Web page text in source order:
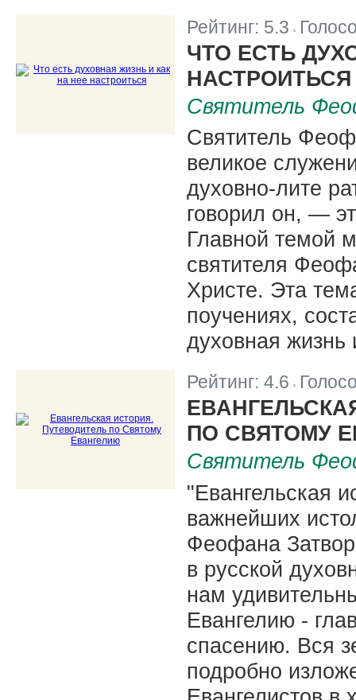
Рейтинг: 5.3
ЧТО ЕСТЬ
НАСТРОИТЬСЯ
Святитель
Святитель
великое
духовно-лите
говорил он, —
Главной темой
святителя
Христе. Эта
поучениях,
духовная жизнь
Рейтинг: 4.6
ПО СВЯТОМУ
Святитель
"Евангельская
важнейших
Феофана
в русской
нам
Евангелию -
спасению. Вся
подробно